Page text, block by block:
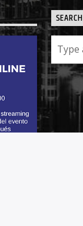
SEARCH